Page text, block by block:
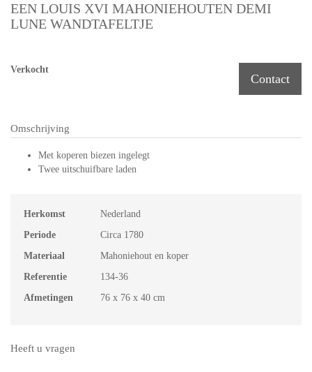
EEN LOUIS XVI MAHONIEHOUTEN DEMI
LUNE WANDTAFELTJE
Verkocht
Contact
Omschrijving
Met koperen biezen ingelegt
Twee uitschuifbare laden
Herkomst
Nederland
Periode
Circa 1780
Materiaal
Mahoniehout en koper
Referentie
134-36
Afmetingen
76 x 76 x 40 cm
Heeft u vragen